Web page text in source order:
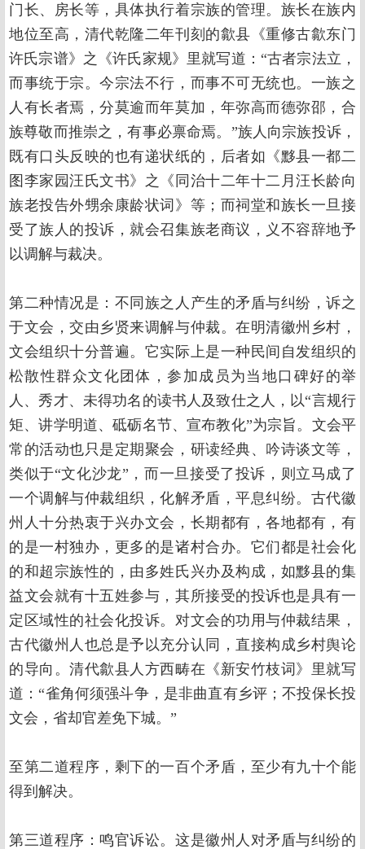
门长、房长等，具体执行着宗族的管理。族长在族内
地位至高，清代乾隆二年刊刻的歙县《重修古歙东门
许氏宗谱》之《许氏家规》里就写道：“古者宗法立，
而事统于宗。今宗法不行，而事不可无统也。一族之
人有长者焉，分莫逾而年莫加，年弥高而德弥邵，合
族尊敬而推崇之，有事必禀命焉。”族人向宗族投诉，
既有口头反映的也有递状纸的，后者如《黟县一都二
图李家园汪氏文书》之《同治十二年十二月汪长龄向
族老投告外甥余康龄状词》等；而祠堂和族长一旦接
受了族人的投诉，就会召集族老商议，义不容辞地予
以调解与裁决。
第二种情况是：不同族之人产生的矛盾与纠纷，诉之
于文会，交由乡贤来调解与仲裁。在明清徽州乡村，
文会组织十分普遍。它实际上是一种民间自发组织的
松散性群众文化团体，参加成员为当地口碑好的举
人、秀才、未得功名的读书人及致仕之人，以“言规行
矩、讲学明道、砥砺名节、宣布教化”为宗旨。文会平
常的活动也只是定期聚会，研读经典、吟诗谈文等，
类似于“文化沙龙”，而一旦接受了投诉，则立马成了
一个调解与仲裁组织，化解矛盾，平息纠纷。古代徽
州人十分热衷于兴办文会，长期都有，各地都有，有
的是一村独办，更多的是诸村合办。它们都是社会化
的和超宗族性的，由多姓氏兴办及构成，如黟县的集
益文会就有十五姓参与，其所接受的投诉也是具有一
定区域性的社会化投诉。对文会的功用与仲裁结果，
古代徽州人也总是予以充分认同，直接构成乡村舆论
的导向。清代歙县人方西畴在《新安竹枝词》里就写
道：“雀角何须强斗争，是非曲直有乡评；不投保长投
文会，省却官差免下城。”
至第二道程序，剩下的一百个矛盾，至少有九十个能
得到解决。
第三道程序：鸣官诉讼。这是徽州人对矛盾与纠纷的